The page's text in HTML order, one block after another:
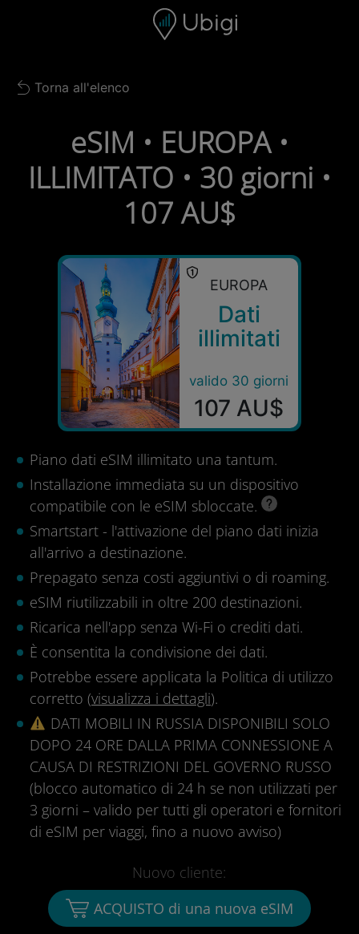
Barra di navigazione
Back to list
Torna all'elenco
eSIM • EUROPA •
ILLIMITATO • 30 giorni •
107 AU$
EUROPA
Dati
illimitati
valido 30 giorni
107 AU$
Piano dati eSIM illimitato una tantum.
Installazione immediata su un dispositivo
compatibile con le eSIM sbloccate.
Smartstart - l'attivazione del piano dati inizia
all'arrivo a destinazione.
Prepagato senza costi aggiuntivi o di roaming.
eSIM riutilizzabili in oltre 200 destinazioni.
Ricarica nell'app senza Wi-Fi o crediti dati.
È consentita la condivisione dei dati.
Potrebbe essere applicata la Politica di utilizzo
corretto (visualizza i dettagli).
DATI MOBILI IN RUSSIA DISPONIBILI SOLO
DOPO 24 ORE DALLA PRIMA CONNESSIONE A
CAUSA DI RESTRIZIONI DEL GOVERNO RUSSO
(blocco automatico di 24 h se non utilizzati per
3 giorni – valido per tutti gli operatori e fornitori
di eSIM per viaggi, fino a nuovo avviso)
Nuovo cliente:
ACQUISTO di una nuova eSIM